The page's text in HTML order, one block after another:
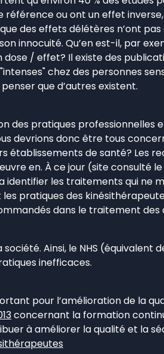
ou ont un effet
des effets délétères n’ont
innocuité. Qu’en est-il, par
/ effet? Il existe des
chez des personnes
que d’autres existent.
des pratiques professionnelles
devrions donc être tous
établissements de santé? Les
en. À ce jour (site consulté le
identifier les traitements qui ne
pratiques des
dans le traitement
Ainsi, le NHS (équivalent
inefficaces.
pour l’amélioration de la
concernant la formation
à améliorer la qualité et la